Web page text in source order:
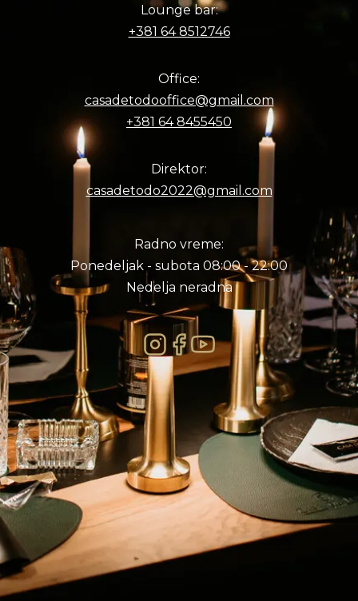
Lounge bar:
+381 64 8512746
Office:
casadetodooffice@gmail.com
+381 64 8455450
Direktor:
casadetodo2022@gmail.com
Radno vreme:
Ponedeljak - subota 08:00 - 22:00
Nedelja neradna